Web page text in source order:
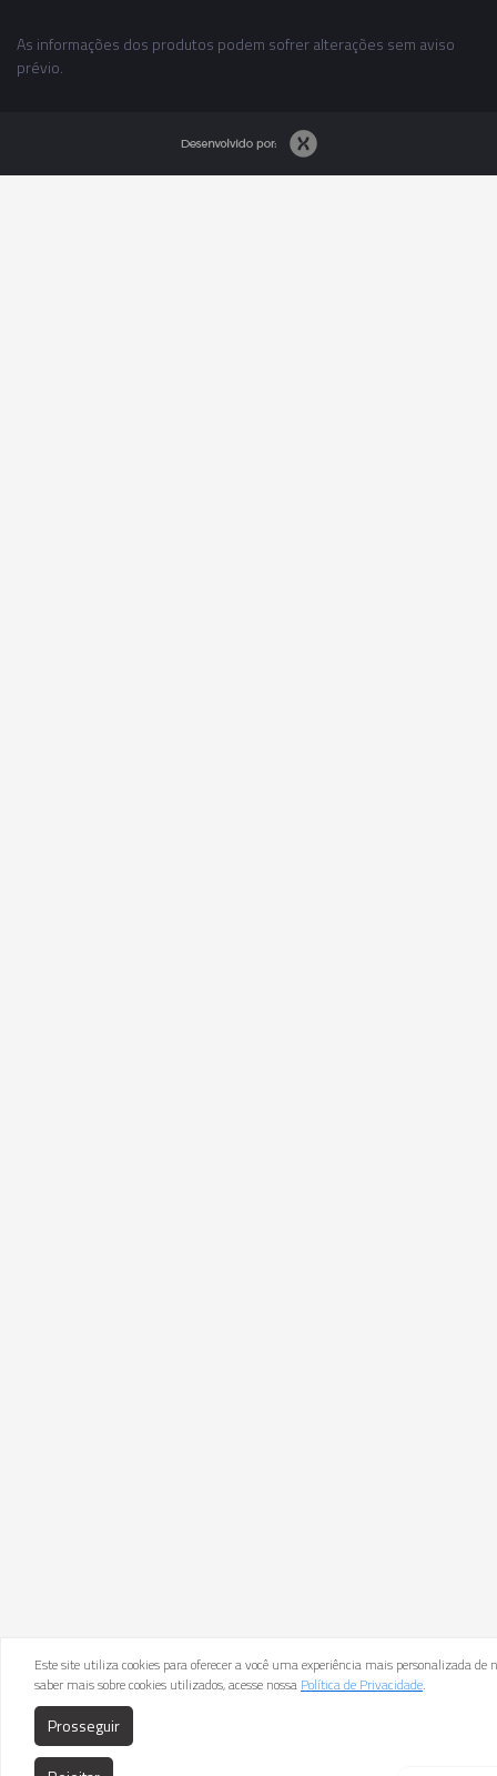
As informações dos produtos podem sofrer alterações sem aviso
prévio.
Este site utiliza cookies para oferecer a você uma experiência mais personalizada de
saber mais sobre cookies utilizados, acesse nossa Política de Privacidade.
Prosseguir